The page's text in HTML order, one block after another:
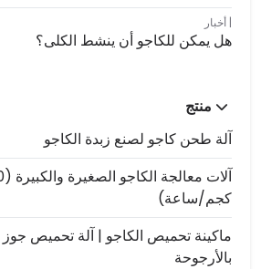
أخبار
هل يمكن للكاجو أن ينشط الكلى؟
منتج
آلة طحن كاجو لصنع زبدة الكاجو
كجم/ساعة)
ماكينة تحميص الكاجو | آلة تحميص جوز
بالأرجوحة